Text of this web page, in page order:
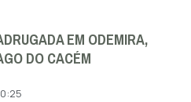
EM ODEMIRA,
DO CACÉM